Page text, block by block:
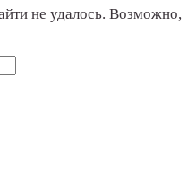
не удалось. Возможно,